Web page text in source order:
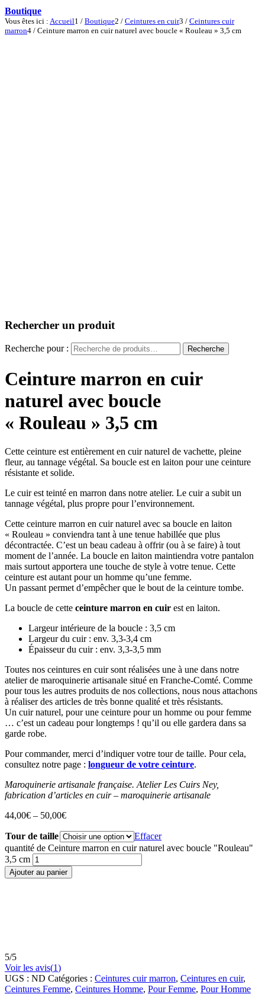
Boutique
Vous êtes ici : Accueil1 / Boutique2 / Ceintures en cuir3 / Ceintures cuir
marron4 / Ceinture marron en cuir naturel avec boucle « Rouleau » 3,5 cm
Rechercher un produit
Recherche pour : Recherche
Ceinture marron en cuir
naturel avec boucle
« Rouleau » 3,5 cm
Cette ceinture est entièrement en cuir naturel de vachette, pleine
fleur, au tannage végétal. Sa boucle est en laiton pour une ceinture
résistante et solide.
Le cuir est teinté en marron dans notre atelier. Le cuir a subit un
tannage végétal, plus propre pour l’environnement.
Cette ceinture marron en cuir naturel avec sa boucle en laiton
« Rouleau » conviendra tant à une tenue habillée que plus
décontractée. C’est un beau cadeau à offrir (ou à se faire) à tout
moment de l’année. La boucle en laiton maintiendra votre pantalon
mais surtout apportera une touche de style à votre tenue. Cette
ceinture est autant pour un homme qu’une femme.
Un passant permet d’empêcher que le bout de la ceinture tombe.
La boucle de cette ceinture marron en cuir est en laiton.
Largeur intérieure de la boucle : 3,5 cm
Largeur du cuir : env. 3,3-3,4 cm
Épaisseur du cuir : env. 3,3-3,5 mm
Toutes nos ceintures en cuir sont réalisées une à une dans notre
atelier de maroquinerie artisanale situé en Franche-Comté. Comme
pour tous les autres produits de nos collections, nous nous attachons
à réaliser des articles de très bonne qualité et très résistants.
Un cuir naturel, pour une ceinture pour un homme ou pour femme
… c’est un cadeau pour longtemps ! qu’il ou elle gardera dans sa
garde robe.
Pour commander, merci d’indiquer votre tour de taille. Pour cela,
consultez notre page : longueur de votre ceinture.
Maroquinerie artisanale française. Atelier Les Cuirs Ney,
fabrication d’articles en cuir – maroquinerie artisanale
44,00€ – 50,00€
Tour de taille
Effacer
quantité de Ceinture marron en cuir naturel avec boucle "Rouleau"
3,5 cm
Ajouter au panier
5/5
Voir les avis(1)
UGS : ND Catégories : Ceintures cuir marron, Ceintures en cuir,
Ceintures Femme, Ceintures Homme, Pour Femme, Pour Homme